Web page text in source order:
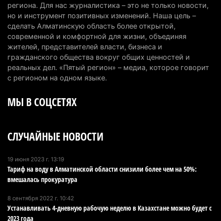
Сильнейшие дзюдоисты мира приехали на
сборы в Алматинскую область
6 августа 2026 г. 12:12
Первый раз с ИИ в первый класс: казахстанских
первоклассников начнут учить искусственному
интеллекту
Казахстанцы назвали доход, при котором не
6 августа 2026 г. 09:52
Пожар в Аксайском ущелье под Алматы
полностью ликвидирован спустя три дня
6 августа 2026 г. 08:51
Минэкологии опровергло фото тигра возле села
в Алматинской области
региона. Для нас журналистика – это не только новости,
но и инструмент позитивных изменений. Наша цель –
сделать Алматинскую область более открытой,
современной и комфортной для жизни, объединяя
жителей, представителей власти, бизнеса и
гражданского общества вокруг общих ценностей и
реальных дел. «Пятый регион» – медиа, которое говорит
с регионом на одном языке.
МЫ В СОЦСЕТЯХ
СЛУЧАЙНЫЕ НОВОСТИ
19 июня 2023 г. 13:19
Тариф на воду в Алматинской области снизили более чем на 50%:
вмешалась прокуратура
8 сентября 2022 г. 10:42
Устанавливать 4-дневную рабочую неделю в Казахстане можно будет с
2023 года